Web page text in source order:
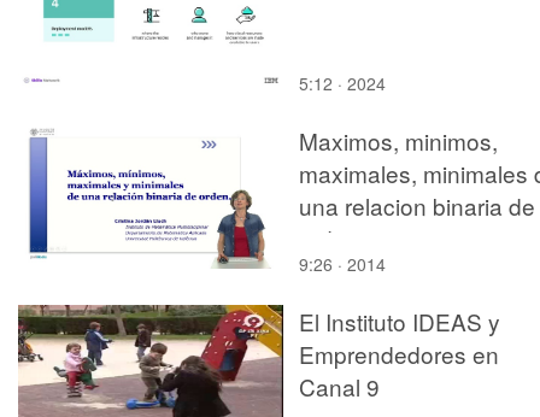
5:12 · 2024
Maximos, minimos,
maximales, minimales
una relacion binaria de
orden
9:26 · 2014
El Instituto IDEAS y
Emprendedores en
Canal 9